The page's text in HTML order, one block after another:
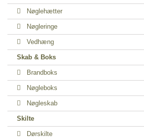
Nøglehætter
Nøgleringe
Vedhæng
Skab & Boks
Brandboks
Nøgleboks
Nøgleskab
Skilte
Dørskilte